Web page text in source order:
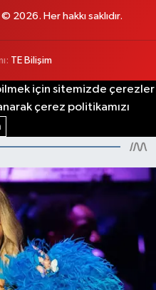
2026. Her hakkı saklıdır.
TE Bilişim
için sitemizde çerezler
çerez politikamızı